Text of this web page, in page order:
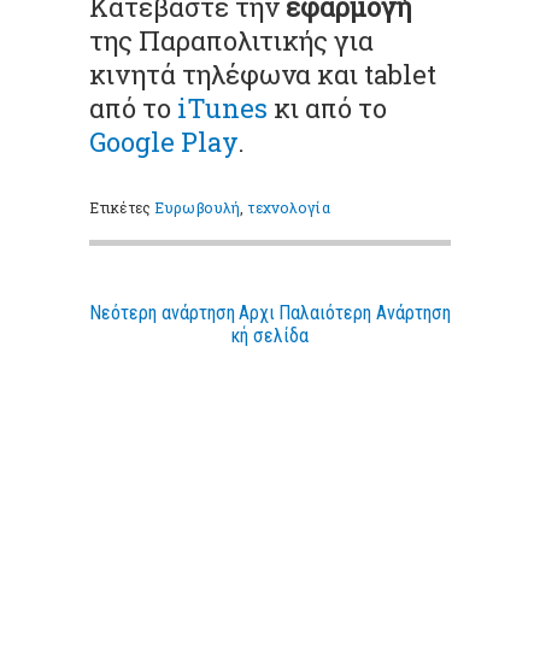
της Παραπολιτικής για
κινητά τηλέφωνα και tablet
από το iTunes κι από το
Google Play.
ΕτικέτεςΕυρωβουλή,τεχνολογία
Νεότερη ανάρτηση Παλαιότερη Ανάρτηση
Αρχι
κή σελίδα